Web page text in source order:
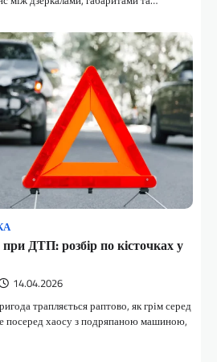
ДТП: розбір по кісточках у
14.04.2026
трапляється раптово, як грім серед
посеред хаосу з подряпаною машиною,